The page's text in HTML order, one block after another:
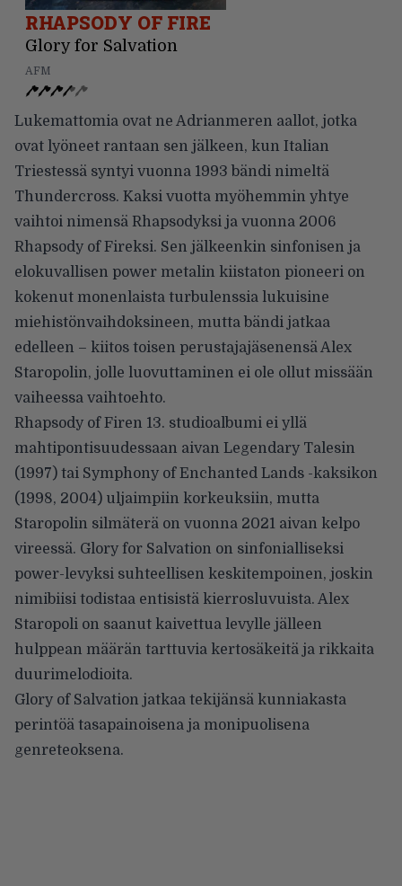
RHAPSODY OF FIRE
Glory for Salvation
AFM
Lukemattomia ovat ne Adrianmeren aallot, jotka
ovat lyöneet rantaan sen jälkeen, kun Italian
Triestessä syntyi vuonna 1993 bändi nimeltä
Thundercross. Kaksi vuotta myöhemmin yhtye
vaihtoi nimensä Rhapsodyksi ja vuonna 2006
Rhapsody of Fireksi. Sen jälkeenkin sinfonisen ja
elokuvallisen power metalin kiistaton pioneeri on
kokenut monenlaista turbulenssia lukuisine
miehistönvaihdoksineen, mutta bändi jatkaa
edelleen – kiitos toisen perustajajäsenensä Alex
Staropolin, jolle luovuttaminen ei ole ollut missään
vaiheessa vaihtoehto.
Rhapsody of Firen 13. studioalbumi ei yllä
mahtipontisuudessaan aivan Legendary Talesin
(1997) tai Symphony of Enchanted Lands -kaksikon
(1998, 2004) uljaimpiin korkeuksiin, mutta
Staropolin silmäterä on vuonna 2021 aivan kelpo
vireessä. Glory for Salvation on sinfonialliseksi
power-levyksi suhteellisen keskitempoinen, joskin
nimibiisi todistaa entisistä kierrosluvuista. Alex
Staropoli on saanut kaivettua levylle jälleen
hulppean määrän tarttuvia kertosäkeitä ja rikkaita
duurimelodioita.
Glory of Salvation jatkaa tekijänsä kunniakasta
perintöä tasapainoisena ja monipuolisena
genreteoksena.